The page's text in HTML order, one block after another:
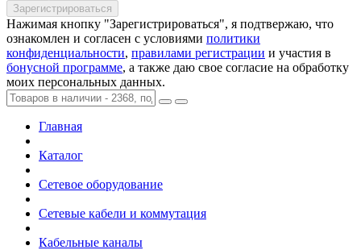
Нажимая кнопку "Зарегистрироваться", я подтвержаю, что
ознакомлен и согласен с условиями политики
конфиденциальности, правилами регистрации и участия в
бонусной программе, а также даю свое согласие на обработку
моих персональных данных.
Главная
Каталог
Сетевое оборудование
Сетевые кабели и коммутация
Кабельные каналы